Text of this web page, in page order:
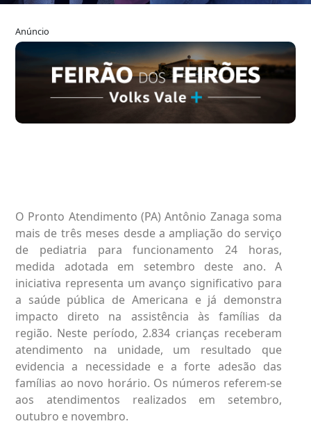
Anúncio
O Pronto Atendimento (PA) Antônio Zanaga soma
mais de três meses desde a ampliação do serviço
de pediatria para funcionamento 24 horas,
medida adotada em setembro deste ano. A
iniciativa representa um avanço significativo para
a saúde pública de Americana e já demonstra
impacto direto na assistência às famílias da
região. Neste período, 2.834 crianças receberam
atendimento na unidade, um resultado que
evidencia a necessidade e a forte adesão das
famílias ao novo horário. Os números referem-se
aos atendimentos realizados em setembro,
outubro e novembro.